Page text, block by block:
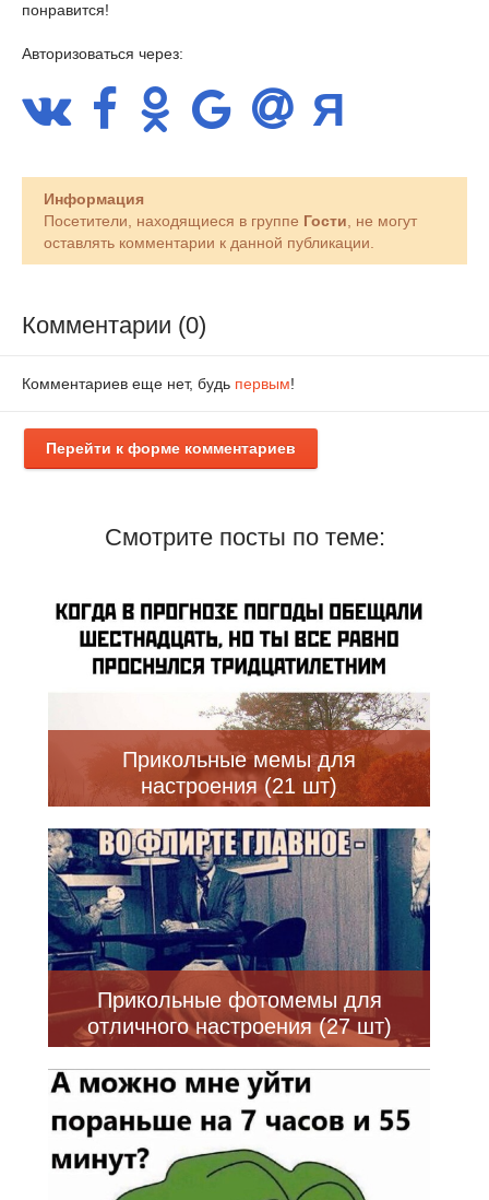
понравится!
Авторизоваться через:
Информация
Посетители, находящиеся в группе Гости, не могут
оставлять комментарии к данной публикации.
Комментарии (0)
Комментариев еще нет, будь первым!
Перейти к форме комментариев
Смотрите посты по теме:
Прикольные мемы для
настроения (21 шт)
Прикольные фотомемы для
отличного настроения (27 шт)